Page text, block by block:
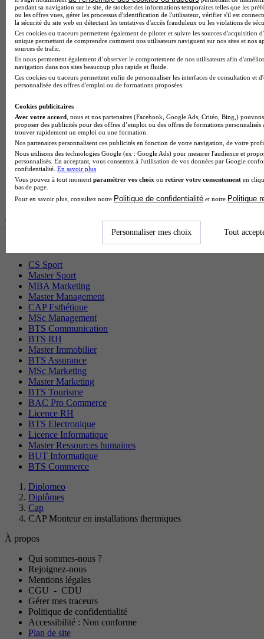
BTS Dietetique en alternance
BTS Mco en alternance
BTS Pi en alternance
BTS Sp3s en alternance
Master CCA en alternance
BTS Ndrc en alternance
BTS Sam en alternance
Cap Fleuriste en alternance
MSc Marketing Digital en alternance
BTS Gpme en alternance
Cap Electricien en alternance
BTS Gpn en alternance
BTS Domotique en alternance
BAC Pro Agora en alternance
BTS Sta en alternance
BTS Iris en alternance
BTS Tpl en alternance
BTS Ati en alternance
Les diplômes par filière les plus
recherchés
CS Sport
Master Sport
MBA Marketing
Master Management
CAP Esthétique
MSc Management
BTS Communication
BTS RH
Master Immobilier
BTS Assurance
MSc Marketing
Master Marketing
BTS Tourisme
BAC Pro Commerce
Licence RH
BTS Electronique
Licence Informatique
Master Ressources humaines
BUT Informatique
BTS Commerce
Diplomeo
Diplômes
Cap
CAP Monteur en installations thermiques
À propos
Qui sommes-nous ?
Rejoignez-nous
Mentions légales
CGU - CDU
Gérer mes traceurs
Politique de confidentialité
Accessibilité : Non conforme
Plan de site
pendant sa navigation sur le site, de stocker des informations temporaires telles que les
ou les offres vues, gérer les processus d'identification de l'utilisateur, vérifier s'il est
la sécurité du site web en détectant les tentatives d'accès frauduleux ou les violations de
Ces cookies ou traceurs permettent également de piloter et suivre les sources d'acquisition
unique permettant de comprendre comment nos utilisateurs naviguent sur nos sites et nos
sources de trafic.
Ils nous permettent également d’observer le comportement de nos utilisateurs afin
navigation dans nos sites beaucoup plus rapide et fluide.
Ces cookies ou traceurs permettent enfin de personnaliser les interfaces de consultation et
personnalisée des offres d'emploi ou de formations proposées.
Cookies publicitaires
Avec votre accord , nous et nos partenaires (Facebook, Google Ads, Critéo, Bing,)
proposer des publicités pour des offres d’emploi ou des offres de formations
trouver rapidement un emploi ou une formation.
Nos partenaires personnalisent ces publicités en fonction de votre navigation, de votre
Nous utilisons des technologies Google (ex : Google Ads) pour mesurer l'audience et
personnalisés. En acceptant, vous consentez à l'utilisation de vos données par Google
confidentialité. En savoir plus
Vous pouvez à tout moment paramétrer vos choix ou retirer votre consentement en
bas de page.
Pour en savoir plus, consultez notre Politique de confidentialité et notre Politique
Personnaliser mes choix Tout